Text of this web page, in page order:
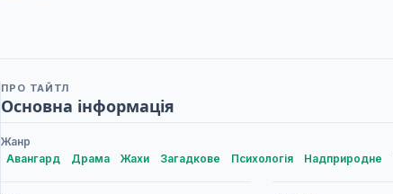
ПРО ТАЙТЛ
Основна інформація
Жанр
Авангард
Драма Жахи Загадкове Психологія Надприродне